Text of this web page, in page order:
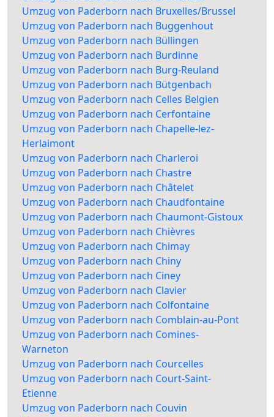
Umzug von Paderborn nach Bruxelles/Brussel
Umzug von Paderborn nach Buggenhout
Umzug von Paderborn nach Büllingen
Umzug von Paderborn nach Burdinne
Umzug von Paderborn nach Burg-Reuland
Umzug von Paderborn nach Bütgenbach
Umzug von Paderborn nach Celles Belgien
Umzug von Paderborn nach Cerfontaine
Umzug von Paderborn nach Chapelle-lez-
Herlaimont
Umzug von Paderborn nach Charleroi
Umzug von Paderborn nach Chastre
Umzug von Paderborn nach Châtelet
Umzug von Paderborn nach Chaudfontaine
Umzug von Paderborn nach Chaumont-Gistoux
Umzug von Paderborn nach Chièvres
Umzug von Paderborn nach Chimay
Umzug von Paderborn nach Chiny
Umzug von Paderborn nach Ciney
Umzug von Paderborn nach Clavier
Umzug von Paderborn nach Colfontaine
Umzug von Paderborn nach Comblain-au-Pont
Umzug von Paderborn nach Comines-
Warneton
Umzug von Paderborn nach Courcelles
Umzug von Paderborn nach Court-Saint-
Etienne
Umzug von Paderborn nach Couvin